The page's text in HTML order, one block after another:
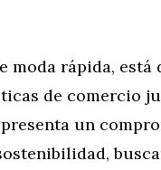
moda rápida,
de comercio
un